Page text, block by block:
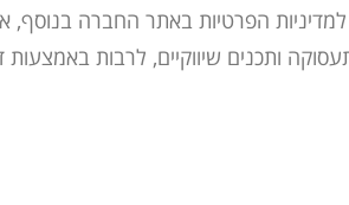
הפרטיות באתר החברה בנוסף,
ותכנים שיווקיים, לרבות באמצעות